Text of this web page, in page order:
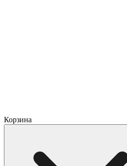
Корзина